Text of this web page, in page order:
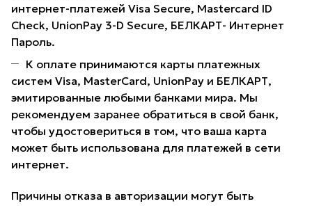
интернет-платежей Visa Secure, Mastercard ID
Check, UnionPay 3-D Secure, БЕЛКАРТ- Интернет
Пароль.
К оплате принимаются карты платежных
систем Visa, MasterCard, UnionPay и БЕЛКАРТ,
эмитированные любыми банками мира. Мы
рекомендуем заранее обратиться в свой банк,
чтобы удостовериться в том, что ваша карта
может быть использована для платежей в сети
интернет.
Причины отказа в авторизации могут быть